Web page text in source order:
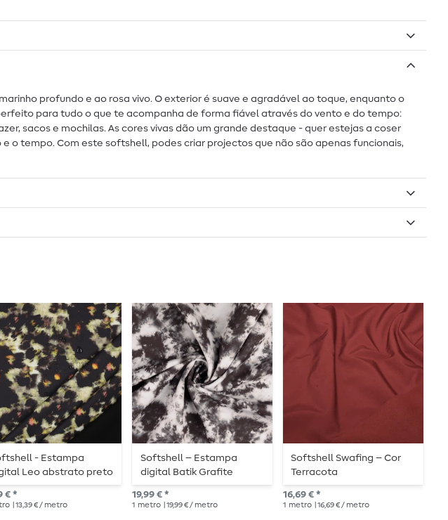
profundo e ao rosa vivo. O exterior é suave e agradável ao toque, enquanto o
para tudo o que te acompanha de forma fiável através do vento e do tempo:
sacos e mochilas. As cores vivas dão um grande destaque - quer estejas a coser
o tempo. Com este softshell, podes criar projectos que não são apenas funcionais,
- Estampa
Leo abstrato preto
€ *
| 13,39 € / metro
Softshell – Estampa
digital Batik Grafite
19,99 € *
1 metro | 19,99 € / metro
Softshell Swafing – Cor
Terracota
16,69 € *
1 metro | 16,69 € / metro